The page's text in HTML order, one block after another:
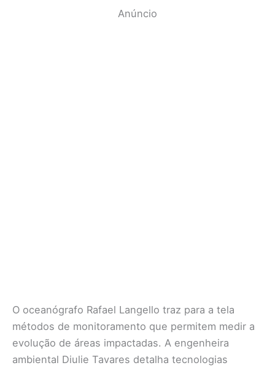
Anúncio
O oceanógrafo Rafael Langello traz para a tela
métodos de monitoramento que permitem medir a
evolução de áreas impactadas. A engenheira
ambiental Diulie Tavares detalha tecnologias